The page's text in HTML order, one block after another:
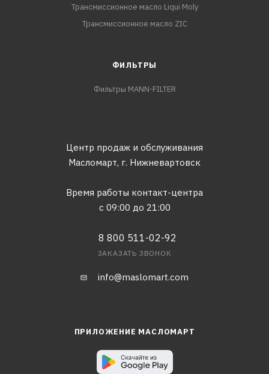
Трансмиссионное масло Liqui Moly
Трансмиссионное масло ZIC
ФИЛЬТРЫ
Фильтры MANN-FILTER
Центр продаж и обслуживания
Масломарт, г. Нижневартовск
Время работы контакт-центра
с 09:00 до 21:00
8 800 511-02-92
ЗАКАЗАТЬ ЗВОНОК
info@maslomart.com
ПРИЛОЖЕНИЕ МАСЛОМАРТ